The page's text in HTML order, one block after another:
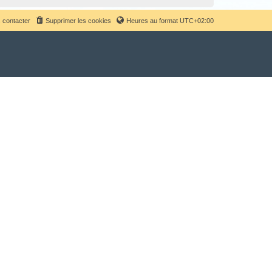
Heures au format UTC+02:00
Supprimer les cookies
contacter